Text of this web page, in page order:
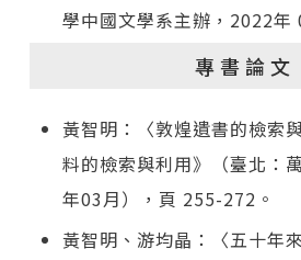
學中國文學系主辦，2022年
專書論文
黃智明：〈敦煌遺書的檢索
料的檢索與利用》（臺北：
年03月），頁 255-272。
黃智明、游均晶：〈五十年